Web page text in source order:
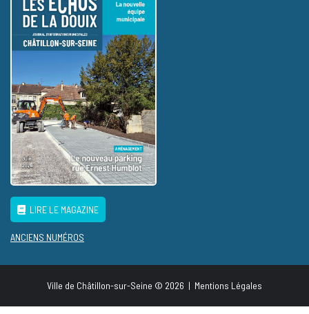
LIRE LE MAGAZINE
ANCIENS NUMÉROS
Ville de Châtillon-sur-Seine © 2026 | Mentions Légales